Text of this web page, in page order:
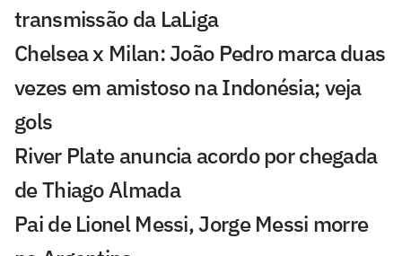
transmissão da LaLiga
Chelsea x Milan: João Pedro marca duas
vezes em amistoso na Indonésia; veja
gols
River Plate anuncia acordo por chegada
de Thiago Almada
Pai de Lionel Messi, Jorge Messi morre